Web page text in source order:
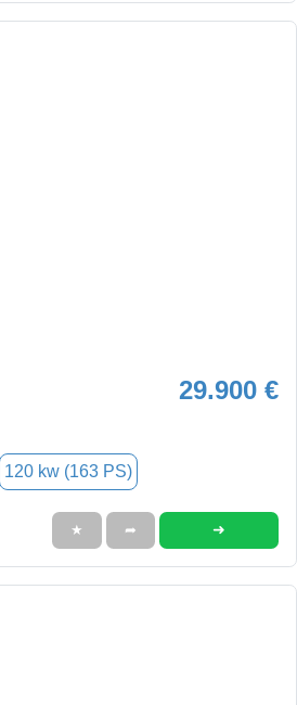
29.900 €
120 kw (163 PS)
★ ➦ ➜